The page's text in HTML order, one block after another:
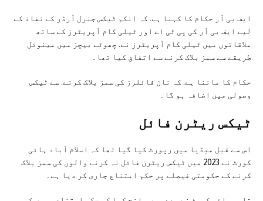
ایف بی آر حکام کا کہنا ہے. کہ انکم ٹیکس جنرل آرڈر کے نفاذ کے
لیے ایف بی آر کی پی ٹی اے اور ٹیلی کام آپریٹرز کے ساتھ
ملاقاتوں میں ٹیلی کام آپریٹرز نے. چھوٹے بیچز میں مینوئل
طریقے سے سمز بلاک کرنے سے اتفاق کیا تھا۔
حکام کا ماننا ہے. کہ نان فائلرز کی سمز بلاک کرنے. سے ٹیکس
وصولی میں اضافہ ہو گا۔
ٹیکس ریٹرن فائل
اس سے قبل میڈیا میں رپورٹ کیا گیا تھا کہ اسلام آباد ہائی
کورٹ نے 2023 میں ٹیکس ریٹرن فائل نہ کرنے والوں کی سمز بلاک
کرنے کے حکومتی فیصلے پر حکم امتناع جاری کر دیا ہے۔